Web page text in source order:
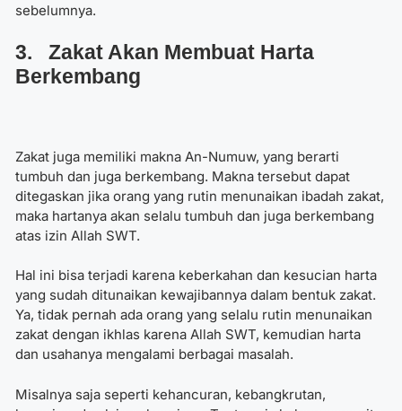
sebelumnya.
3. Zakat Akan Membuat Harta
Berkembang
Zakat juga memiliki makna An-Numuw, yang berarti
tumbuh dan juga berkembang. Makna tersebut dapat
ditegaskan jika orang yang rutin menunaikan ibadah zakat,
maka hartanya akan selalu tumbuh dan juga berkembang
atas izin Allah SWT.
Hal ini bisa terjadi karena keberkahan dan kesucian harta
yang sudah ditunaikan kewajibannya dalam bentuk zakat.
Ya, tidak pernah ada orang yang selalu rutin menunaikan
zakat dengan ikhlas karena Allah SWT, kemudian harta
dan usahanya mengalami berbagai masalah.
Misalnya saja seperti kehancuran, kebangkrutan,